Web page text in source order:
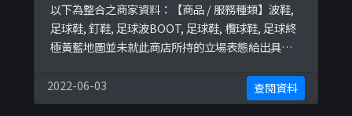
以下為整合之商家資料：【商品 / 服務種類】波鞋,
足球鞋, 釘鞋, 足球波BOOT, 足球鞋, 欖球鞋, 足球終
極黃藍地圖並未就此商店所持的立場表態給出具體
2022-06-03
查閱資料